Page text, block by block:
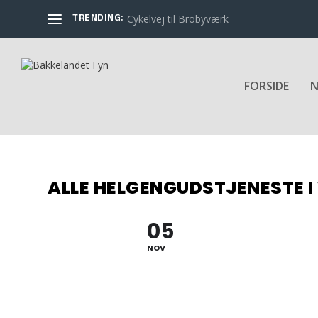
TRENDING: Cykelvej til Brobyværk
FORSIDE
ALLE
05
NOV